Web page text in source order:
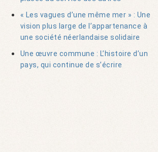
« Les vagues d’une même mer » : Une
vision plus large de l’appartenance à
une société néerlandaise solidaire
Une œuvre commune : L’histoire d’un
pays, qui continue de s’écrire